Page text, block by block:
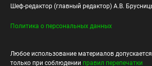
Шеф-редактор (главный редактор) А.В.
Политика о персональных данных
Любое использование материалов допускается
только при соблюдении правил перепечатки